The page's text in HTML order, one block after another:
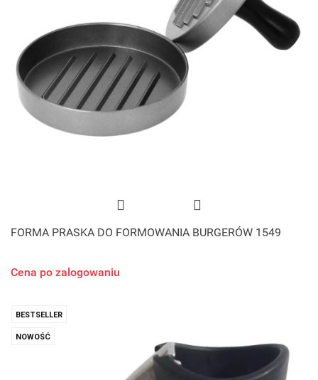
FORMA PRASKA DO FORMOWANIA BURGERÓW 1549
Cena po zalogowaniu
BESTSELLER
NOWOŚĆ